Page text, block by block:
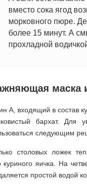
вместо сока ягод
морковного пюре.
более 15 минут. А
прохладной
маска
А, входящий в состав
бархат. Для
следующим
столовых ложек
куриного яичка. На
простой водой